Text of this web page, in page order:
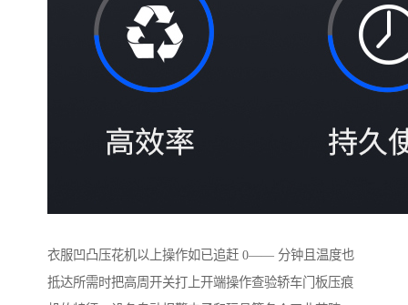
衣服凹凸压花机以上操作如已追赶 0—— 分钟且温度也
抵达所需时把高周开关打上开端操作查验轿车门板压痕